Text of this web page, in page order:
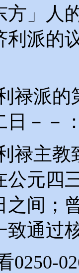
方」人
利派的
禄派
日－－
禄主
公元四
之间；
致通过
0250-